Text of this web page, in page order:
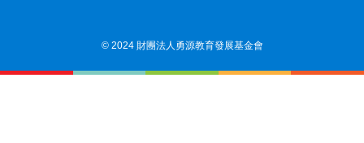
© 2024 財團法人勇源教育發展基金會